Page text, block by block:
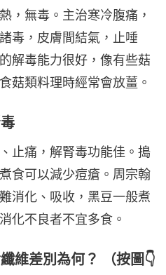
，無毒。主治寒冷腹痛，
毒，皮膚間結氣，止唾
解毒能力很好，像有些菇
菇類料理時經常會放薑。
止痛，解腎毒功能佳。搗
食可以減少痘瘡。周宗翰
消化、吸收，黑豆一般煮
化不良者不宜多食。
維差別為何？ （按圖👇